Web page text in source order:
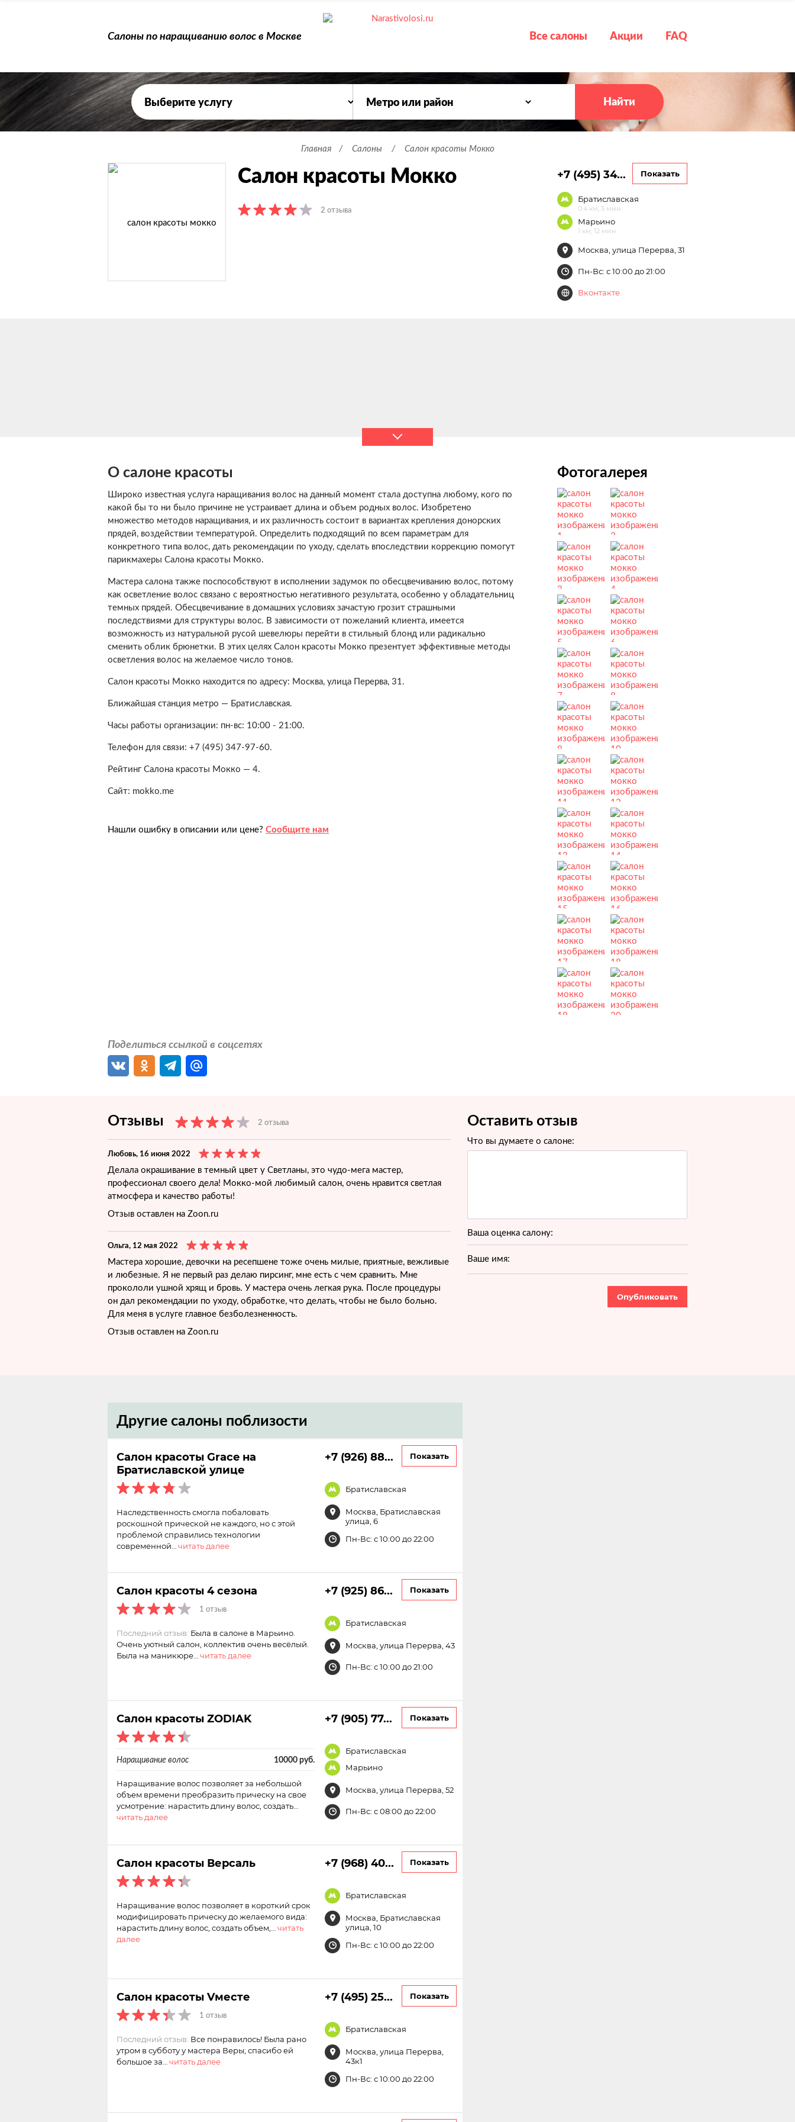
Все салоны Акции FAQ
Салоны по наращиванию волос в Москве
Найти
Главная Салоны Салон красоты Мокко
Салон красоты Мокко
2 отзыва
+7 (495) 34... Показать
Братиславская
0.4 км, 5 мин
Марьино
1 км, 12 мин
Москва, улица Перерва, 31
Пн-Вс: с 10:00 до 21:00
Вконтакте
О салоне красоты
Широко известная услуга наращивания волос на данный момент стала доступна любому, кого по
какой бы то ни было причине не устраивает длина и объем родных волос. Изобретено
множество методов наращивания, и их различность состоит в вариантах крепления донорских
прядей, воздействии температурой. Определить подходящий по всем параметрам для
конкретного типа волос, дать рекомендации по уходу, сделать впоследствии коррекцию помогут
парикмахеры Салона красоты Мокко.
Мастера салона также поспособствуют в исполнении задумок по обесцвечиванию волос, потому
как осветление волос связано с вероятностью негативного результата, особенно у обладательниц
темных прядей. Обесцвечивание в домашних условиях зачастую грозит страшными
последствиями для структуры волос. В зависимости от пожеланий клиента, имеется
возможность из натуральной русой шевелюры перейти в стильный блонд или радикально
сменить облик брюнетки. В этих целях Салон красоты Мокко презентует эффективные методы
осветления волос на желаемое число тонов.
Салон красоты Мокко находится по адресу: Москва, улица Перерва, 31.
Ближайшая станция метро — Братиславская.
Часы работы организации: пн-вс: 10:00 - 21:00.
Телефон для связи: +7 (495) 347-97-60.
Рейтинг Салона красоты Мокко — 4.
Сайт: mokko.me
Нашли ошибку в описании или цене? Сообщите нам
Фотогалерея
Поделиться ссылкой в соцсетях
Отзывы 2 отзыва
Любовь, 16 июня 2022
Делала окрашивание в темный цвет у Светланы, это чудо-мега мастер,
профессионал своего дела! Мокко-мой любимый салон, очень нравится светлая
атмосфера и качество работы!
Отзыв оставлен на Zoon.ru
Ольга, 12 мая 2022
Мастера хорошие, девочки на ресепшене тоже очень милые, приятные, вежливые
и любезные. Я не первый раз делаю пирсинг, мне есть с чем сравнить. Мне
прокололи ушной хрящ и бровь. У мастера очень легкая рука. После процедуры
он дал рекомендации по уходу, обработке, что делать, чтобы не было больно.
Для меня в услуге главное безболезненность.
Отзыв оставлен на Zoon.ru
Оставить отзыв
Что вы думаете о салоне:
Ваша оценка салону:
Ваше имя:
Опубликовать
Другие салоны поблизости
Салон красоты Grace на
Братиславской улице
+7 (926) 88... Показать
Наследственность смогла побаловать
роскошной прической не каждого, но с этой
проблемой справились технологии
современной… читать далее
Братиславская
Москва, Братиславская
улица, 6
Пн-Вс: с 10:00 до 22:00
Салон красоты 4 сезона
1 отзыв
+7 (925) 86... Показать
Последний отзыв: Была в салоне в Марьино.
Очень уютный салон, коллектив очень весёлый.
Была на маникюре… читать далее
Братиславская
Москва, улица Перерва, 43
Пн-Вс: с 10:00 до 21:00
Салон красоты ZODIAK +7 (905) 77... Показать
Наращивание волос 10000 руб.
Наращивание волос позволяет за небольшой
объем времени преобразить прическу на свое
усмотрение: нарастить длину волос, создать…
читать далее
Братиславская
Марьино
Москва, улица Перерва, 52
Пн-Вс: с 08:00 до 22:00
Салон красоты Версаль +7 (968) 40... Показать
Наращивание волос позволяет в короткий срок
модифицировать прическу до желаемого вида:
нарастить длину волос, создать объем,… читать
далее
Братиславская
Москва, Братиславская
улица, 10
Пн-Вс: с 10:00 до 22:00
Салон красоты Vместе
1 отзыв
+7 (495) 25... Показать
Последний отзыв: Все понравилось! Была рано
утром в субботу у мастера Веры; спасибо ей
большое за… читать далее
Братиславская
Москва, улица Перерва,
43к1
Пн-Вс: с 10:00 до 22:00